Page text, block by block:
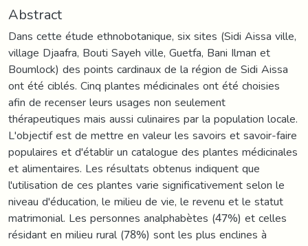
Abstract
Dans cette étude ethnobotanique, six sites (Sidi Aissa ville,
village Djaafra, Bouti Sayeh ville, Guetfa, Bani Ilman et
Boumlock) des points cardinaux de la région de Sidi Aissa
ont été ciblés. Cinq plantes médicinales ont été choisies
afin de recenser leurs usages non seulement
thérapeutiques mais aussi culinaires par la population locale.
L'objectif est de mettre en valeur les savoirs et savoir-faire
populaires et d'établir un catalogue des plantes médicinales
et alimentaires. Les résultats obtenus indiquent que
l'utilisation de ces plantes varie significativement selon le
niveau d'éducation, le milieu de vie, le revenu et le statut
matrimonial. Les personnes analphabètes (47%) et celles
résidant en milieu rural (78%) sont les plus enclines à